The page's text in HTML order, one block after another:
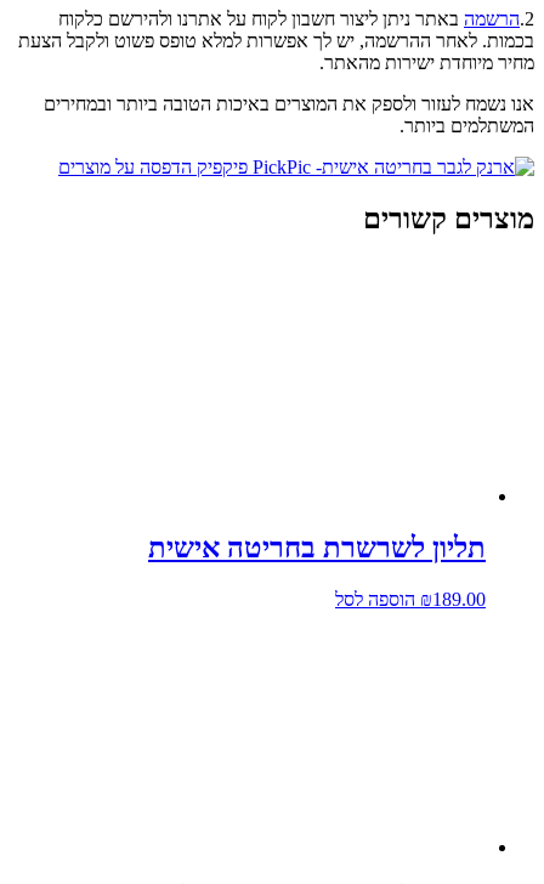
2. הרשמה באתר ניתן ליצור חשבון לקוח על אתרנו ולהירשם כלקוח
בכמות. לאחר ההרשמה, יש לך אפשרות למלא טופס פשוט ולקבל הצעת
מחיר מיוחדת ישירות מהאתר.
אנו נשמח לעזור ולספק את המוצרים באיכות הטובה ביותר ובמחירים
המשתלמים ביותר.
מוצרים קשורים
תליון לשרשרת בחריטה אישית
₪189.00 הוספה לסל